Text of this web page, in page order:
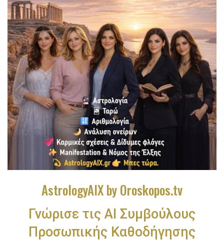
AstrologyAIX by Oroskopos.tv
Γνώρισε τις ΑΙ Συμβούλους
Προσωπικής Καθοδήγησης